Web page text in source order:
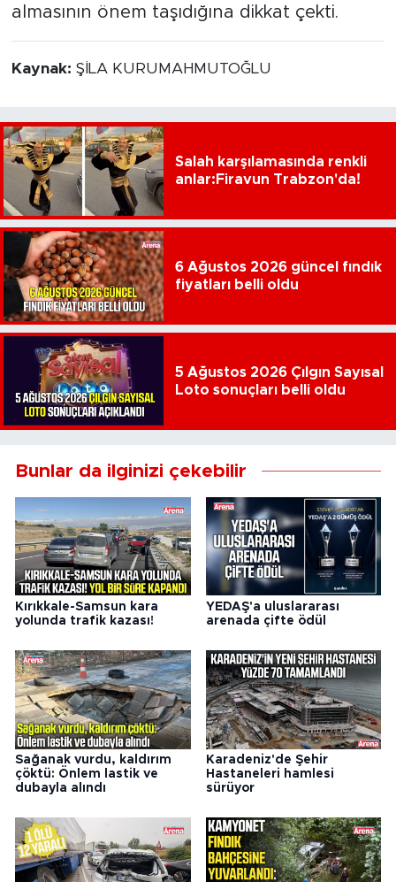
almasının önem taşıdığına dikkat çekti.
Kaynak: ŞİLA KURUMAHMUTOĞLU
Salah karşılamasında renkli
anlar:Firavun Trabzon'da!
6 Ağustos 2026 güncel fındık
fiyatları belli oldu
5 Ağustos 2026 Çılgın Sayısal
Loto sonuçları belli oldu
Bunlar da ilginizi çekebilir
Kırıkkale-Samsun kara
yolunda trafik kazası!
YEDAŞ'a uluslararası
arenada çifte ödül
Sağanak vurdu, kaldırım
çöktü: Önlem lastik ve
dubayla alındı
Karadeniz'de Şehir
Hastaneleri hamlesi
sürüyor